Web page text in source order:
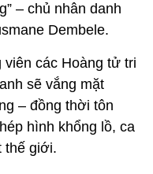
– chủ nhân danh
Dembele.
các Hoàng tử tri
sẽ vắng mặt
– đồng thời tôn
hình khổng lồ, ca
thế giới.